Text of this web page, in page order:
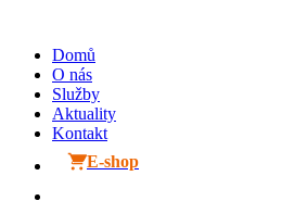
obsahuDomů
O nás
Služby
Aktuality
Kontakt
E-shop